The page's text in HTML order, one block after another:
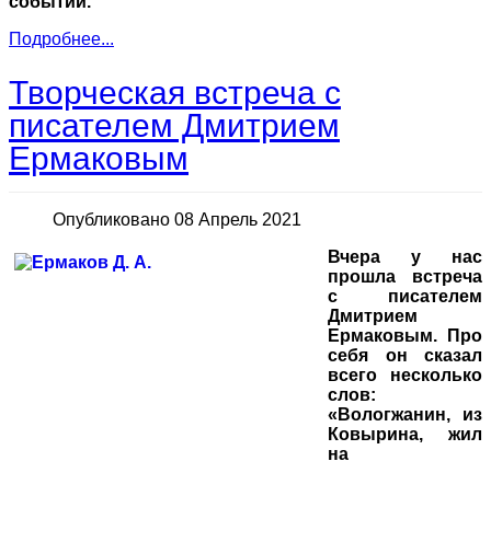
Подробнее...
Творческая встреча с
писателем Дмитрием
Ермаковым
Опубликовано 08 Апрель 2021
Вчера у нас
прошла встреча
с писателем
Дмитрием
Ермаковым. Про
себя он сказал
всего несколько
слов:
«Вологжанин, из
Ковырина, жил
на